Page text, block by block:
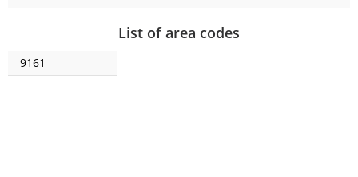
List of area codes
9161